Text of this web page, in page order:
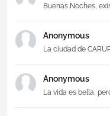
Buenas Noches,
Anonymous
La ciudad de
Anonymous
La vida es bella,